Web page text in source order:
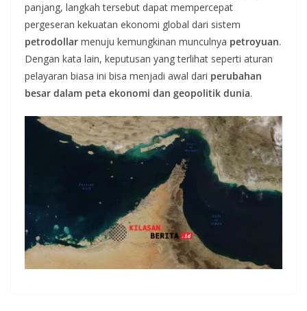
panjang, langkah tersebut dapat mempercepat
pergeseran kekuatan ekonomi global dari sistem
petrodollar menuju kemungkinan munculnya petroyuan.
Dengan kata lain, keputusan yang terlihat seperti aturan
pelayaran biasa ini bisa menjadi awal dari perubahan
besar dalam peta ekonomi dan geopolitik dunia.